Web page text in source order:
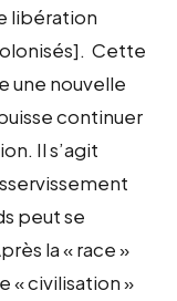
libération
Cette
une nouvelle
continuer
Il s’agit
peut se
la « race »
« civilisation »